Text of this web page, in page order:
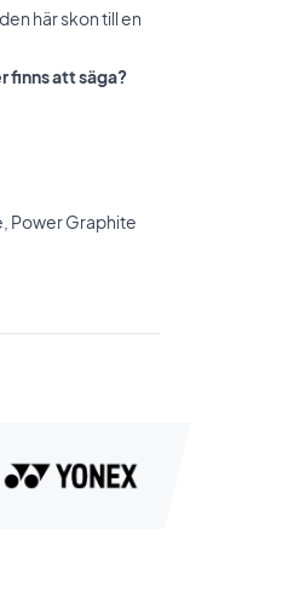
här skon till en
finns att säga?
Power Graphite